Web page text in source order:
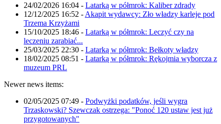
24/02/2026 16:04 - Latarką w półmrok: Kaliber zdrady
12/12/2025 16:52 - Akapit wydawcy: Zło władzy karleje pod
Trzema Krzyżami
15/10/2025 18:46 - Latarką w półmrok: Leczyć czy na
leczeniu zarabiać...
25/03/2025 22:30 - Latarką w półmrok: Bełkoty władzy
18/02/2025 08:51 - Latarką w półmrok: Rękojmia wyborcza z
muzeum PRL
Newer news items:
02/05/2025 07:49 - Podwyżki podatków, jeśli wygra
Trzaskowski? Szewczak ostrzega: "Ponoć 120 ustaw jest już
przygotowanych"